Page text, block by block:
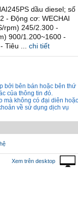
dầu diesel; số
- Động cơ: WECHAI
rpm) 245/2.300 -
900/1.200~1600 -
...
chi tiết
bởi bên bán hoặc bên thứ
của thông tin đó.
mà không có đại diên hoặc
về sử dụng dịch vụ
Xem trên desktop